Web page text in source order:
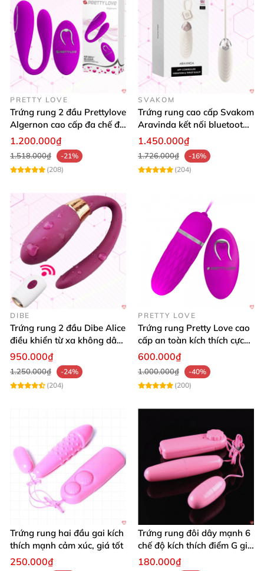
PRETTY LOVE
Trứng rung 2 đầu Prettylove
Algernon cao cấp đa chế độ
kích thích
1.200.000₫
1.518.000₫
-21%
(208)
SVAKOM
Trứng rung cao cấp Svakom
Aravinda kết nối bluetooth
điều khiển qua app
1.450.000₫
1.726.000₫
-16%
(204)
DIBE
Trứng rung 2 đầu Dibe Alice
điều khiển từ xa không dây
cao cấp
950.000₫
1.250.000₫
-24%
(204)
PRETTY LOVE
Trứng rung Pretty Love cao
cấp an toàn kích thích cực
khoái mê say
600.000₫
1.000.000₫
-40%
(200)
Trứng rung hai đầu gai kích
thích mạnh cảm xúc, giá tốt
250.000₫
Trứng rung đôi dây mạnh 6
chế độ kích thích điểm G giá
siêu tốt
180.000₫